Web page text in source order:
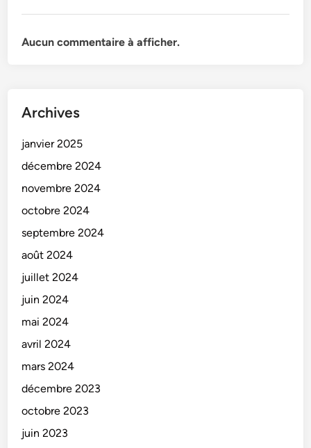
Aucun commentaire à afficher.
Archives
janvier 2025
décembre 2024
novembre 2024
octobre 2024
septembre 2024
août 2024
juillet 2024
juin 2024
mai 2024
avril 2024
mars 2024
décembre 2023
octobre 2023
juin 2023